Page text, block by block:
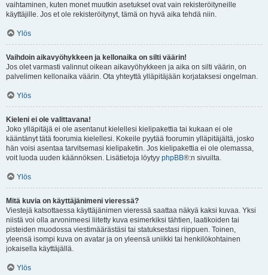
vaihtaminen, kuten monet muutkin asetukset ovat vain rekisteröityneille
käyttäjille. Jos et ole rekisteröitynyt, tämä on hyvä aika tehdä niin.
Ylös
Vaihdoin aikavyöhykkeen ja kellonaika on silti väärin!
Jos olet varmasti valinnut oikean aikavyöhykkeen ja aika on silti väärin, on
palvelimen kellonaika väärin. Ota yhteyttä ylläpitäjään korjataksesi ongelman.
Ylös
Kieleni ei ole valittavana!
Joko ylläpitäjä ei ole asentanut kielellesi kielipakettia tai kukaan ei ole
kääntänyt tätä foorumia kielellesi. Kokeile pyytää foorumin ylläpitäjältä, josko
hän voisi asentaa tarvitsemasi kielipaketin. Jos kielipakettia ei ole olemassa,
voit luoda uuden käännöksen. Lisätietoja löytyy phpBB®:n sivuilta.
Ylös
Mitä kuvia on käyttäjänimeni vieressä?
Viestejä katsottaessa käyttäjänimen vieressä saattaa näkyä kaksi kuvaa. Yksi
niistä voi olla arvonimeesi liitetty kuva esimerkiksi tähtien, laatikoiden tai
pisteiden muodossa viestimäärästäsi tai statuksestasi riippuen. Toinen,
yleensä isompi kuva on avatar ja on yleensä uniikki tai henkilökohtainen
jokaisella käyttäjällä.
Ylös